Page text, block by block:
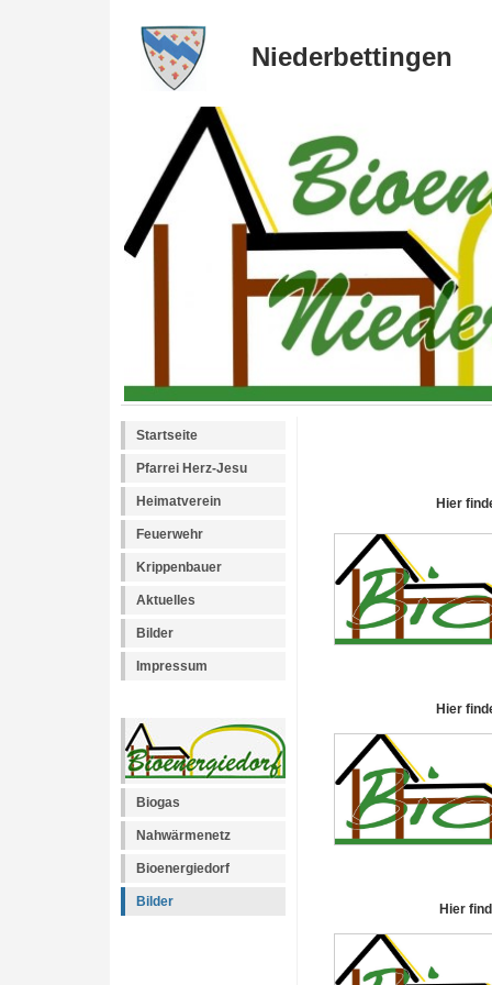
Niederbettingen
Startseite
Pfarrei Herz-Jesu
Heimatverein
Feuerwehr
Krippenbauer
Aktuelles
Bilder
Impressum
Biogas
Nahwärmenetz
Bioenergiedorf
Bilder
Hier
Hier
Hier